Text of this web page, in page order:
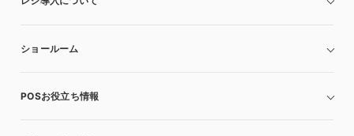
ショールーム
POSお役立ち情報